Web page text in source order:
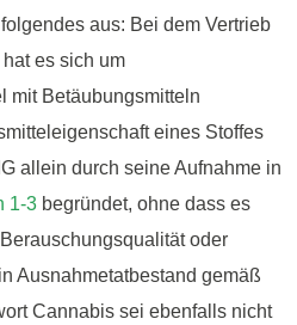
aus: Bei dem Vertrieb
es sich um
mit Betäubungsmitteln
eines Stoffes
allein durch seine Aufnahme in
1-3 begründet, ohne dass es
oder
Ausnahmetatbestand gemäß
Cannabis sei ebenfalls nicht